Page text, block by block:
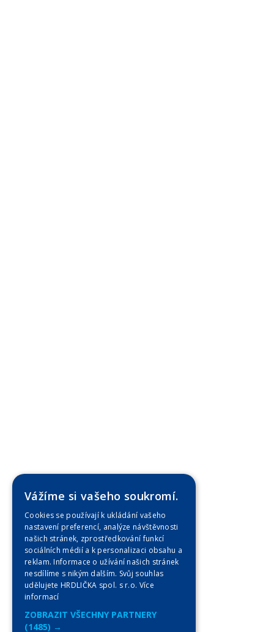
Vážíme si vašeho soukromí.
Cookies se používají k ukládání vašeho
nastavení preferencí, analýze návštěvnosti
našich stránek, zprostředkování funkcí
sociálních médií a k personalizaci obsahu a
reklam. Informace o užívání našich stránek
nesdílíme s nikým dalším. Svůj souhlas
udělujete HRDLIČKA spol. s r.o. Více
informací
ZOBRAZIT VŠECHNY PARTNERY
(1485) →